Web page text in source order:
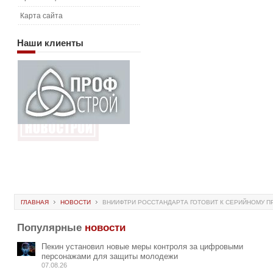
Карта сайта
Наши клиенты
ГЛАВНАЯ НОВОСТИ ВНИИФТРИ РОССТАНДАРТА ГОТОВИТ К СЕРИЙНОМУ
Популярные новости
Пекин установил новые меры контроля за цифровыми
персонажами для защиты молодежи
07.08.26